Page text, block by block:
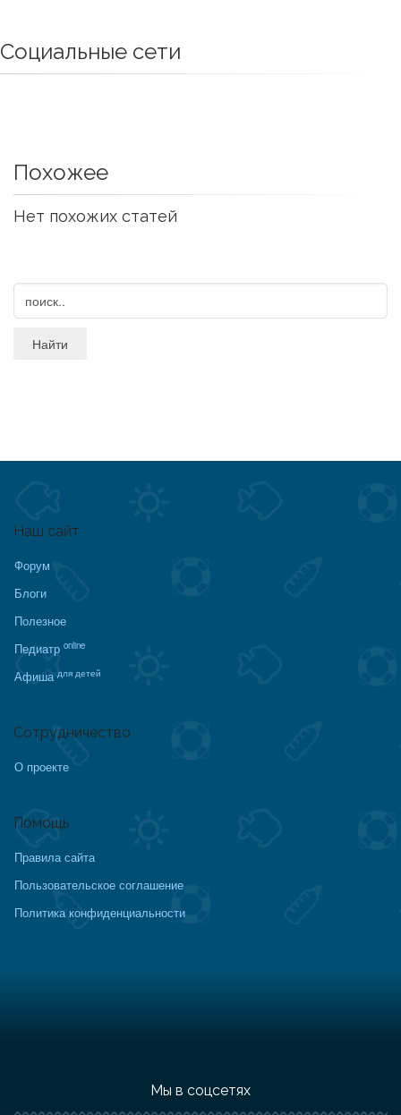
Социальные сети
Похожее
Нет похожих статей
Наш сайт
Форум
Блоги
Полезное
Педиатр online
Афиша для детей
Сотрудничество
О проекте
Помощь
Правила сайта
Пользовательское соглашение
Политика конфиденциальности
Мы в соцсетях